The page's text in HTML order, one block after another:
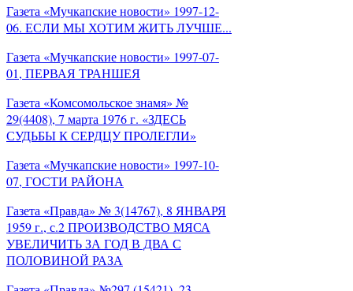
Газета «Мучкапские новости» 1997-12-
06. ЕСЛИ МЫ ХОТИМ ЖИТЬ ЛУЧШЕ...
Газета «Мучкапские новости» 1997-07-
01, ПЕРВАЯ ТРАНШЕЯ
Газета «Комсомольское знамя» №
29(4408), 7 марта 1976 г. «ЗДЕСЬ
СУДЬБЫ К СЕРДЦУ ПРОЛЕГЛИ»
Газета «Мучкапские новости» 1997-10-
07, ГОСТИ РАЙОНА
Газета «Правда» № 3(14767), 8 ЯНВАРЯ
1959 г., с.2 ПРОИЗВОДСТВО МЯСА
УВЕЛИЧИТЬ ЗА ГОД В ДВА С
ПОЛОВИНОЙ РАЗА